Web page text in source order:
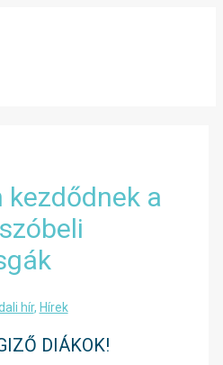
a
hír, Hírek
DIÁKOK!